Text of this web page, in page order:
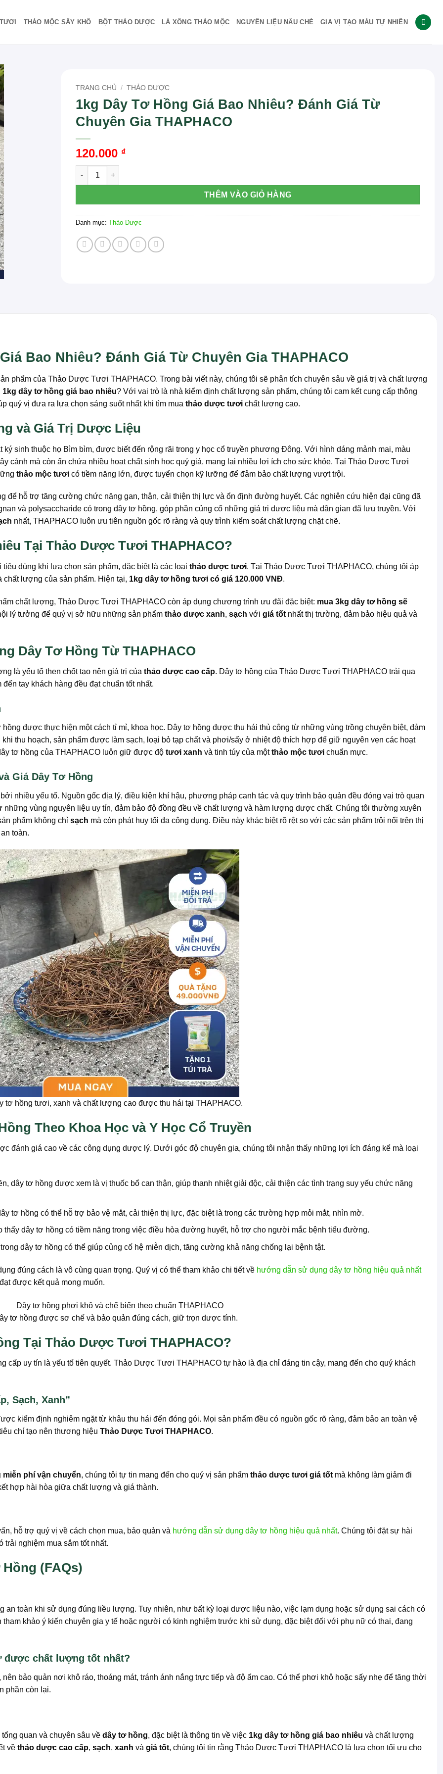
THẢO MỘC SẤY KHÔ BỘT THẢO DƯỢC LÁ XÔNG THẢO MỘC NGUYÊN LIỆU NẤU CHÈ GIA VỊ TẠO MÀU TỰ NHIÊN
TRANG CHỦ / THẢO DƯỢC
1kg Dây Tơ Hồng Giá Bao Nhiêu? Đánh Giá Từ
Chuyên Gia THAPHACO
120.000 ₫
1kg Dây Tơ Hồng Giá Bao Nhiêu? Đánh Giá Từ Chuyên Gia THAPHACO số lượng
THÊM VÀO GIỎ HÀNG
Danh mục:Thảo Dược
Bao Nhiêu? Đánh Giá Từ Chuyên Gia THAPHACO
phẩm của Thảo Dược Tươi THAPHACO. Trong bài viết này, chúng tôi sẽ phân tích chuyên sâu về giá trị và chất lượng
1kg dây tơ hồng giá bao nhiêu? Với vai trò là nhà kiểm định chất lượng sản phẩm, chúng tôi cam kết cung cấp thông
quý vị đưa ra lựa chọn sáng suốt nhất khi tìm mua thảo dược tươi chất lượng cao.
và Giá Trị Dược Liệu
sinh thuộc họ Bìm bìm, được biết đến rộng rãi trong y học cổ truyền phương Đông. Với hình dáng mảnh mai, màu
cảnh mà còn ẩn chứa nhiều hoạt chất sinh học quý giá, mang lại nhiều lợi ích cho sức khỏe. Tại Thảo Dược Tươi
thảo mộc tươi có tiềm năng lớn, được tuyển chọn kỹ lưỡng để đảm bảo chất lượng vượt trội.
để hỗ trợ tăng cường chức năng gan, thận, cải thiện thị lực và ổn định đường huyết. Các nghiên cứu hiện đại cũng đã
và polysaccharide có trong dây tơ hồng, góp phần củng cố những giá trị dược liệu mà dân gian đã lưu truyền. Với
nhất, THAPHACO luôn ưu tiên nguồn gốc rõ ràng và quy trình kiểm soát chất lượng chặt chẽ.
Tại Thảo Dược Tươi THAPHACO?
dùng khi lựa chọn sản phẩm, đặc biệt là các loại thảo dược tươi. Tại Thảo Dược Tươi THAPHACO, chúng tôi áp
chất lượng của sản phẩm. Hiện tại, 1kg dây tơ hồng tươi có giá 120.000 VNĐ.
chất lượng, Thảo Dược Tươi THAPHACO còn áp dụng chương trình ưu đãi đặc biệt: mua 3kg dây tơ hồng sẽ
lý tưởng để quý vị sở hữu những sản phẩm thảo dược xanh, sạch với giá tốt nhất thị trường, đảm bảo hiệu quả và
Dây Tơ Hồng Từ THAPHACO
là yếu tố then chốt tạo nên giá trị của thảo dược cao cấp. Dây tơ hồng của Thảo Dược Tươi THAPHACO trải qua
tay khách hàng đều đạt chuẩn tốt nhất.
được thực hiện một cách tỉ mỉ, khoa học. Dây tơ hồng được thu hái thủ công từ những vùng trồng chuyên biệt, đảm
thu hoạch, sản phẩm được làm sạch, loại bỏ tạp chất và phơi/sấy ở nhiệt độ thích hợp để giữ nguyên vẹn các hoạt
tơ hồng của THAPHACO luôn giữ được độ tươi xanh và tinh túy của mộtthảo mộc tươi chuẩn mực.
Giá Dây Tơ Hồng
nhiều yếu tố. Nguồn gốc địa lý, điều kiện khí hậu, phương pháp canh tác và quy trình bảo quản đều đóng vai trò quan
vùng nguyên liệu uy tín, đảm bảo độ đồng đều về chất lượng và hàm lượng dược chất. Chúng tôi thường xuyên
phẩm không chỉ sạch mà còn phát huy tối đa công dụng. Điều này khác biệt rõ rệt so với các sản phẩm trôi nổi trên thị
toàn.
tơ hồng tươi, xanh và chất lượng cao được thu hái tại THAPHACO.
Theo Khoa Học và Y Học Cổ Truyền
đánh giá cao về các công dụng dược lý. Dưới góc độ chuyên gia, chúng tôi nhận thấy những lợi ích đáng kể mà loại
dây tơ hồng được xem là vị thuốc bổ can thận, giúp thanh nhiệt giải độc, cải thiện các tình trạng suy yếu chức năng
tơ hồng có thể hỗ trợ bảo vệ mắt, cải thiện thị lực, đặc biệt là trong các trường hợp mỏi mắt, nhìn mờ.
dây tơ hồng có tiềm năng trong việc điều hòa đường huyết, hỗ trợ cho người mắc bệnh tiểu đường.
dây tơ hồng có thể giúp củng cố hệ miễn dịch, tăng cường khả năng chống lại bệnh tật.
đúng cách là vô cùng quan trọng. Quý vị có thể tham khảo chi tiết về hướng dẫn sử dụng dây tơ hồng hiệu quả nhất
được kết quả mong muốn.
tơ hồng được sơ chế và bảo quản đúng cách, giữ trọn dược tính.
Tại Thảo Dược Tươi THAPHACO?
cấp uy tín là yếu tố tiên quyết. Thảo Dược Tươi THAPHACO tự hào là địa chỉ đáng tin cậy, mang đến cho quý khách
Sạch, Xanh”
kiểm định nghiêm ngặt từ khâu thu hái đến đóng gói. Mọi sản phẩm đều có nguồn gốc rõ ràng, đảm bảo an toàn vệ
chí tạo nên thương hiệu Thảo Dược Tươi THAPHACO.
miễn phí vận chuyển, chúng tôi tự tin mang đến cho quý vị sản phẩm thảo dược tươi giá tốt mà không làm giảm đi
hợp hài hòa giữa chất lượng và giá thành.
hỗ trợ quý vị về cách chọn mua, bảo quản và hướng dẫn sử dụng dây tơ hồng hiệu quả nhất. Chúng tôi đặt sự hài
trải nghiệm mua sắm tốt nhất.
(FAQs)
an toàn khi sử dụng đúng liều lượng. Tuy nhiên, như bất kỳ loại dược liệu nào, việc lạm dụng hoặc sử dụng sai cách có
tham khảo ý kiến chuyên gia y tế hoặc người có kinh nghiệm trước khi sử dụng, đặc biệt đối với phụ nữ có thai, đang
được chất lượng tốt nhất?
bảo quản nơi khô ráo, thoáng mát, tránh ánh nắng trực tiếp và độ ẩm cao. Có thể phơi khô hoặc sấy nhẹ để tăng thời
phần còn lại.
quan và chuyên sâu về dây tơ hồng, đặc biệt là thông tin về việc 1kg dây tơ hồng giá bao nhiêu và chất lượng
về thảo dược cao cấp, sạch, xanh và giá tốt, chúng tôi tin rằng Thảo Dược Tươi THAPHACO là lựa chọn tối ưu cho